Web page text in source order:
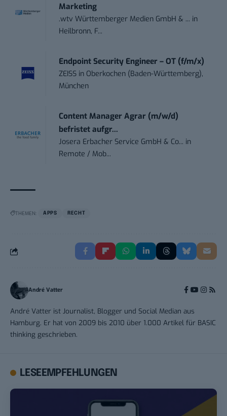
Marketing
.wtv Württemberger Medien GmbH & ... in
Heilbronn, F...
Endpoint Security Engineer – OT (f/m/x)
ZEISS in Oberkochen (Baden-Württemberg),
München
Content Manager Agrar (m/w/d)
befristet aufgr...
Josera Erbacher Service GmbH & Co... in
Remote / Mob...
THEMEN: APPS RECHT
André Vatter
André Vatter ist Journalist, Blogger und Social Median aus
Hamburg. Er hat von 2009 bis 2010 über 1.000 Artikel für BASIC
thinking geschrieben.
LESEEMPFEHLUNGEN